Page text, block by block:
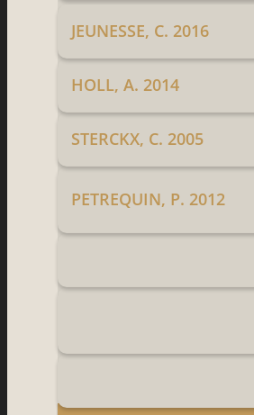
JEUNESSE, C. 2016
HOLL, A. 2014
STERCKX, C. 2005
PETREQUIN, P. 2012